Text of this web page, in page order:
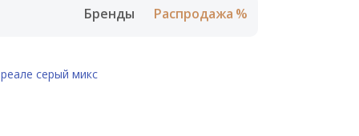
Бренды Распродажа
серый микс